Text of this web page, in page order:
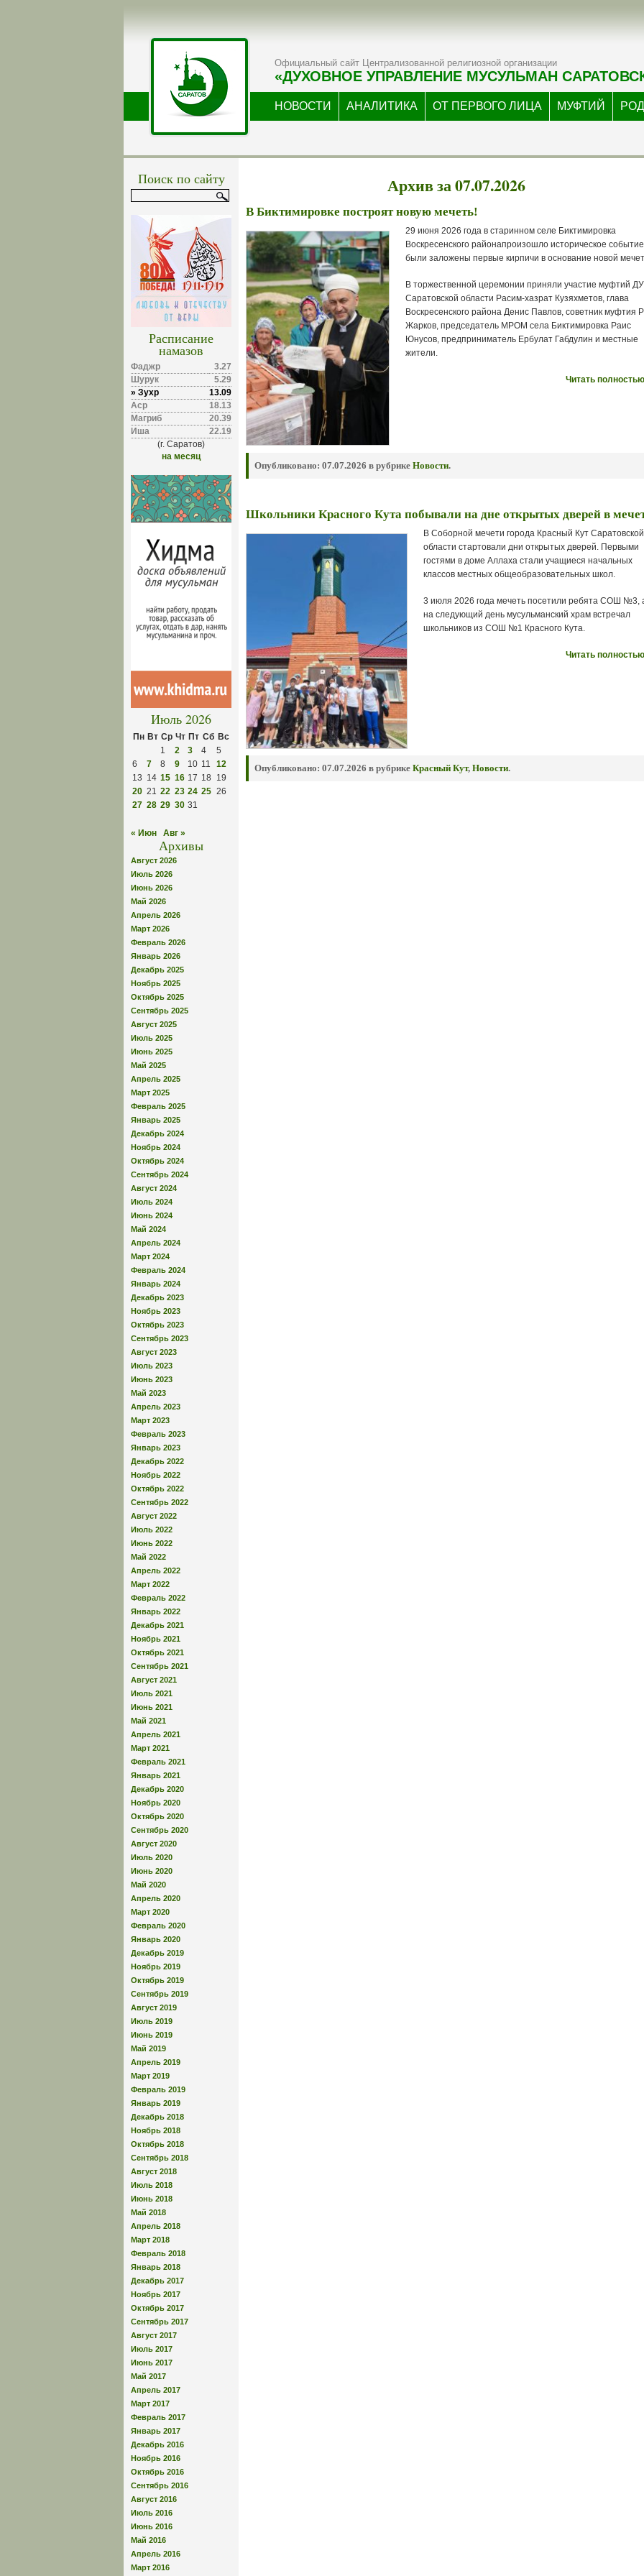
Официальный сайт Централизованной религиозной организации
«ДУХОВНОЕ УПРАВЛЕНИЕ МУСУЛЬМАН
НОВОСТИ АНАЛИТИКА ОТ ПЕРВОГО ЛИЦА МУФТИЙ
Поиск по сайту
Расписание
намазов
Фаджр
3.27
Шурук
5.29
» Зухр
13.09
Аср
18.13
Магриб
20.39
Иша
22.19
(г. Саратов)
на месяц
Июль 2026
Пн Вт Ср Чт Пт Сб Вс
1
2 3 4
5
6
7 8 9 10 11
12
13 14 15 16 17 18
19
20 21 22 23 24 25 26
27 28 29 30 31
« Июн Авг »
Архивы
Август 2026
Июль 2026
Июнь 2026
Май 2026
Апрель 2026
Март 2026
Февраль 2026
Январь 2026
Декабрь 2025
Ноябрь 2025
Октябрь 2025
Сентябрь 2025
Август 2025
Июль 2025
Июнь 2025
Май 2025
Апрель 2025
Март 2025
Февраль 2025
Январь 2025
Декабрь 2024
Ноябрь 2024
Октябрь 2024
Сентябрь 2024
Август 2024
Июль 2024
Июнь 2024
Май 2024
Апрель 2024
Март 2024
Февраль 2024
Январь 2024
Декабрь 2023
Ноябрь 2023
Октябрь 2023
Сентябрь 2023
Август 2023
Июль 2023
Июнь 2023
Май 2023
Апрель 2023
Март 2023
Февраль 2023
Январь 2023
Декабрь 2022
Ноябрь 2022
Октябрь 2022
Сентябрь 2022
Август 2022
Июль 2022
Июнь 2022
Май 2022
Апрель 2022
Март 2022
Февраль 2022
Январь 2022
Декабрь 2021
Ноябрь 2021
Октябрь 2021
Сентябрь 2021
Август 2021
Июль 2021
Июнь 2021
Май 2021
Апрель 2021
Март 2021
Февраль 2021
Январь 2021
Декабрь 2020
Ноябрь 2020
Октябрь 2020
Сентябрь 2020
Август 2020
Июль 2020
Июнь 2020
Май 2020
Апрель 2020
Март 2020
Февраль 2020
Январь 2020
Декабрь 2019
Ноябрь 2019
Октябрь 2019
Сентябрь 2019
Август 2019
Июль 2019
Июнь 2019
Май 2019
Апрель 2019
Март 2019
Февраль 2019
Январь 2019
Декабрь 2018
Ноябрь 2018
Октябрь 2018
Сентябрь 2018
Август 2018
Июль 2018
Июнь 2018
Май 2018
Апрель 2018
Март 2018
Февраль 2018
Январь 2018
Декабрь 2017
Ноябрь 2017
Октябрь 2017
Сентябрь 2017
Август 2017
Июль 2017
Июнь 2017
Май 2017
Апрель 2017
Март 2017
Февраль 2017
Январь 2017
Декабрь 2016
Ноябрь 2016
Октябрь 2016
Сентябрь 2016
Август 2016
Июль 2016
Июнь 2016
Май 2016
Апрель 2016
Март 2016
Архив за 07.07.2026
В Биктимировке построят новую мечеть!
29 июня 2026 года в старинном селе Биктимировка
Воскресенского районапроизошло историческое
были заложены первые кирпичи в основание новой
В торжественной церемонии приняли участие муфтий
Саратовской области Расим-хазрат Кузяхметов, глава
Воскресенского района Денис Павлов, советник муфтия
Жарков, председатель МРОМ села Биктимировка Раис
Юнусов, предприниматель Ербулат Габдулин и местные
жители.
Читать
Опубликовано: 07.07.2026 в рубрике Новости.
Школьники Красного Кута побывали на дне открытых дверей в
В Соборной мечети города Красный Кут Саратовской
области стартовали дни открытых дверей. Первыми
гостями в доме Аллаха стали учащиеся начальных
классов местных общеобразовательных школ.
3 июля 2026 года мечеть посетили ребята СОШ №3,
на следующий день мусульманский храм встречал
школьников из СОШ №1 Красного Кута.
Читать
Опубликовано: 07.07.2026 в рубрике Красный Кут, Новости.